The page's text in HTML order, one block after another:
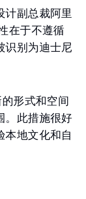
计副总裁阿里
在于不遵循
识别为迪士尼
形式和空间
。此措施很好
本地文化和自